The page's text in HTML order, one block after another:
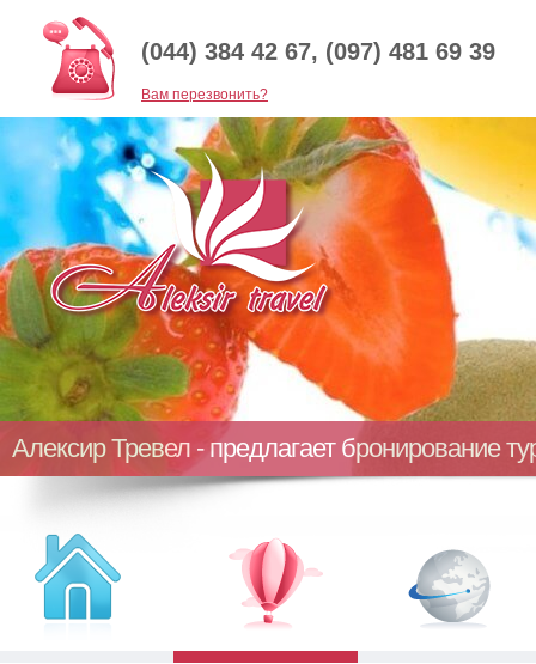
(044) 384 42 67, (097) 481 69 39
Baм перезвонить?
Алексир Тревел - предлагает бронирование